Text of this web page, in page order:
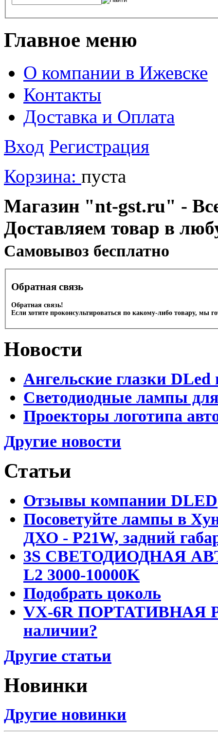
Главное меню
О компании в Ижевске
Контакты
Доставка и Оплата
Вход Регистрация
Корзина: пуста
Магазин "nt-gst.ru" -
Доставляем товар в
Cамовывоз бесплатно
Обратная связь
Обратная связь!
Если хотите проконсультироваться по какому-либо товару, мы
Новости
Ангельские глазки DLed
Светодиодные лампы
Проекторы логотипа
Другие новости
Статьи
Отзывы компании DLED
Посоветуйте лампы в
ДХО - P21W, задний
3S СВЕТОДИОДНАЯ
L2 3000-10000K
Подобрать цоколь
VX-6R ПОРТАТИВНАЯ
наличии?
Другие статьи
Новинки
Другие новинки